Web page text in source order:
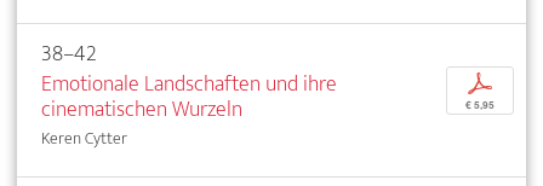
38–42
Emotionale Landschaften und ihre
cinematischen Wurzeln
Keren Cytter
p
€ 5,95